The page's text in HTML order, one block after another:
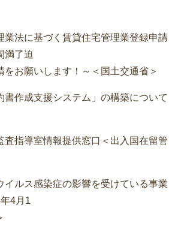
業法に基づく賃貸住宅管理業登録申請
満了迫
をお願いします！～＜国土交通省＞
書作成支援システム」の構築について
査指導室情報提供窓口＜出入国在留管
イルス感染症の影響を受けている事業
4月1